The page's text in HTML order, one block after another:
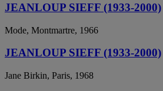
JEANLOUP SIEFF (1933-2000)
Mode, Montmartre, 1966
JEANLOUP SIEFF (1933-2000)
Jane Birkin, Paris, 1968